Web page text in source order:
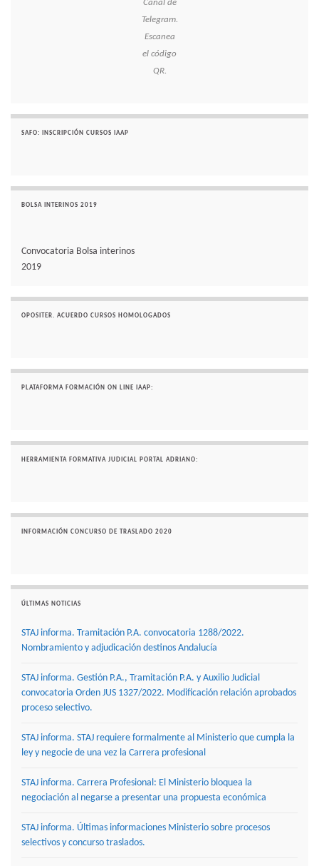
Canal de
Telegram.
Escanea
el código
QR.
SAFO: INSCRIPCIÓN CURSOS IAAP
BOLSA INTERINOS 2019
Convocatoria Bolsa interinos
2019
OPOSITER. ACUERDO CURSOS HOMOLOGADOS
PLATAFORMA FORMACIÓN ON LINE IAAP:
HERRAMIENTA FORMATIVA JUDICIAL PORTAL ADRIANO:
INFORMACIÓN CONCURSO DE TRASLADO 2020
ÚLTIMAS NOTICIAS
STAJ informa. Tramitación P.A. convocatoria 1288/2022.
Nombramiento y adjudicación destinos Andalucía
STAJ informa. Gestión P.A., Tramitación P.A. y Auxilio Judicial
convocatoria Orden JUS 1327/2022. Modificación relación aprobados
proceso selectivo.
STAJ informa. STAJ requiere formalmente al Ministerio que cumpla la
ley y negocie de una vez la Carrera profesional
STAJ informa. Carrera Profesional: El Ministerio bloquea la
negociación al negarse a presentar una propuesta económica
STAJ informa. Últimas informaciones Ministerio sobre procesos
selectivos y concurso traslados.